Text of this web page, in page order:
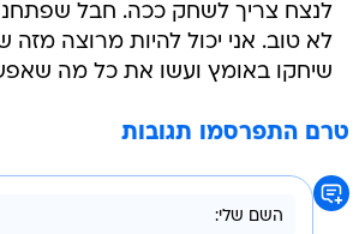
לנצח צריך לשחק ככה. חבל
לא טוב. אני יכול להיות מרוצה מזה
שיחקו באומץ ועשו את כל מה
טרם התפרסמו תגובות